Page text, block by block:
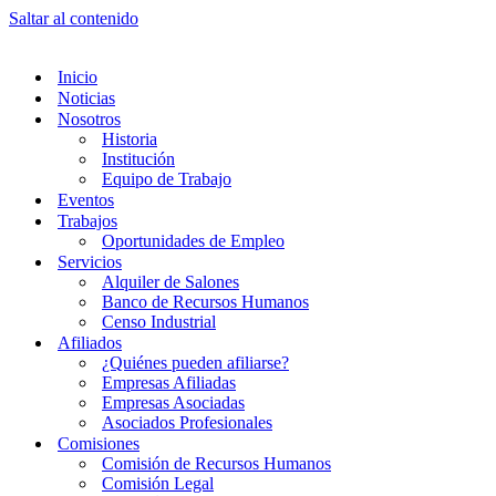
Saltar al contenido
Inicio
Noticias
Nosotros
Historia
Institución
Equipo de Trabajo
Eventos
Trabajos
Oportunidades de Empleo
Servicios
Alquiler de Salones
Banco de Recursos Humanos
Censo Industrial
Afiliados
¿Quiénes pueden afiliarse?
Empresas Afiliadas
Empresas Asociadas
Asociados Profesionales
Comisiones
Comisión de Recursos Humanos
Comisión Legal